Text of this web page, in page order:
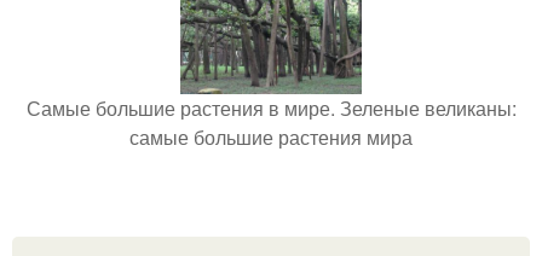
Самые большие растения в мире. Зеленые великаны:
самые большие растения мира